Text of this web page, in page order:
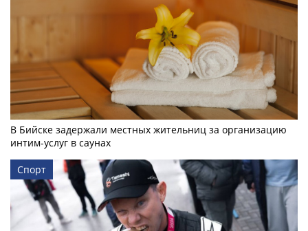
В Бийске задержали местных жительниц за организацию
интим-услуг в саунах
Спорт